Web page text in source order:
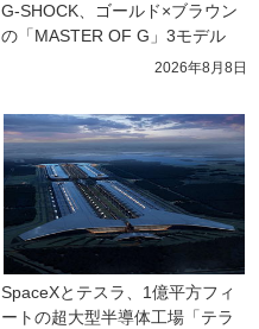
G-SHOCK、ゴールド×ブラウン
の「MASTER OF G」3モデル
2026年8月8日
SpaceXとテスラ、1億平方フィ
ートの超大型半導体工場「テラ